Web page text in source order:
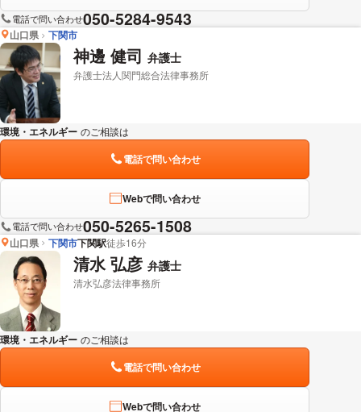
電話で問い合わせ050-5284-9543
山口県 下関市
神邊 健司 弁護士
弁護士法人関門総合法律事務所
環境・エネルギー のご相談は
電話で問い合わせ
Webで問い合わせ
電話で問い合わせ050-5265-1508
山口県 下関市下関駅徒歩16分
清水 弘彦 弁護士
清水弘彦法律事務所
環境・エネルギー のご相談は
電話で問い合わせ
Webで問い合わせ